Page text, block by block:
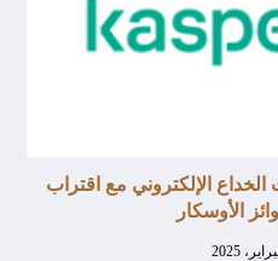
الإلكتروني مع اقتراب
الأوسكار